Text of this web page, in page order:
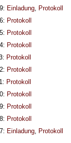
Einladung, Protokoll
Protokoll
Protokoll
Protokoll
Protokoll
Protokoll
Protokoll
Protokoll
Protokoll
Protokoll
Einladung, Protokoll